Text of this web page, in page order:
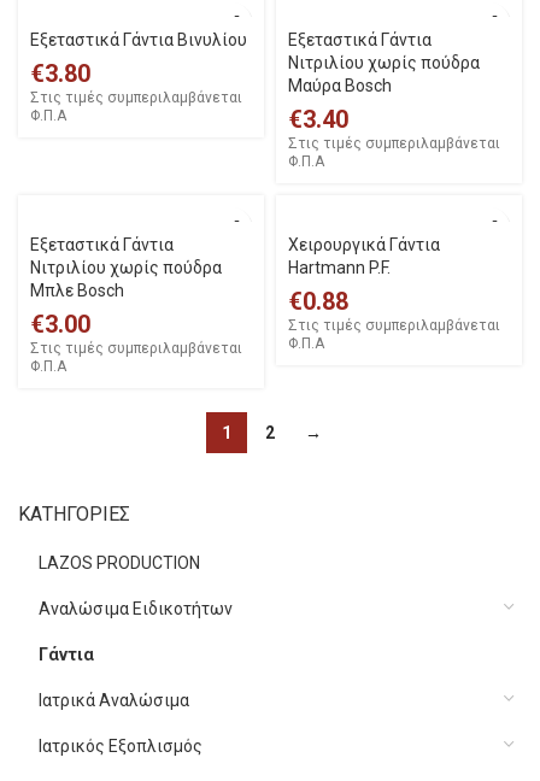
ΚΑΤΗΓΟΡΙΕΣ
LAZOS PRODUCTION
Αναλώσιμα Ειδικοτήτων
Γάντια
Ιατρικά Αναλώσιμα
Ιατρικός Εξοπλισμός
Εξεταστικά Γάντια Βινυλίου
€3.80
Στις τιμές συμπεριλαμβάνεται
Φ.Π.Α
Εξεταστικά Γάντια
Νιτριλίου χωρίς πούδρα
Μαύρα Bosch
€3.40
Στις τιμές συμπεριλαμβάνεται
Φ.Π.Α
Εξεταστικά Γάντια
Νιτριλίου χωρίς πούδρα
Μπλε Bosch
€3.00
Στις τιμές συμπεριλαμβάνεται
Φ.Π.Α
Χειρουργικά Γάντια
Hartmann P.F.
€0.88
Στις τιμές συμπεριλαμβάνεται
Φ.Π.Α
1 2 →